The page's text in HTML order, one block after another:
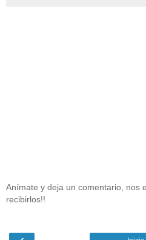
Anímate y deja un comentario, nos
recibirlos!!